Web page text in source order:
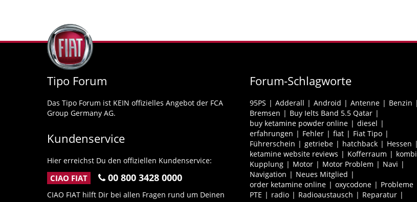
Tipo Forum
Das Tipo Forum ist KEIN offizielles Angebot der FCA
Group Germany AG.
Kundenservice
Hier erreichst Du den offiziellen Kundenservice:
CIAO FIAT 00 800 3428 0000
CIAO FIAT hilft Dir bei allen Fragen rund um Deinen
Forum-Schlagworte
95PS Adderall Android Antenne
Benzin
Bremsen
Buy Ielts Band 5.5 Qatar
buy ketamine powder online
diesel
erfahrungen
Fehler fiat
Fiat Tipo
Führerschein
getriebe hatchback
Hessen
ketamine website reviews
Kofferraum
kombi
Kupplung
Motor Motor Problem
Navi
Navigation
Neues Mitglied
order ketamine online
oxycodone
Probleme
PTE
radio Radioaustausch
Reparatur